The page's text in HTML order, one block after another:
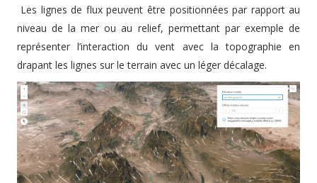
Les lignes de flux peuvent être positionnées par rapport au
niveau de la mer ou au relief, permettant par exemple de
représenter l’interaction du vent avec la topographie en
drapant les lignes sur le terrain avec un léger décalage.